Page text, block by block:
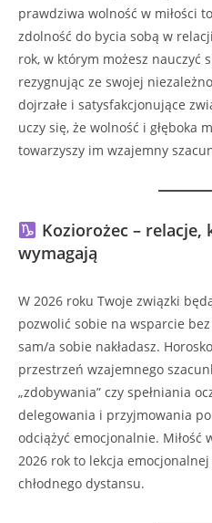
prawdziwa wolność w miłości
zdolność do bycia sobą w
rok, w którym możesz nauczyć
rezygnując ze swojej
dojrzałe i satysfakcjonujące
uczy się, że wolność i głęboka
towarzyszy im wzajemny
Koziorożec –
wymagają
W 2026 roku Twoje związki
pozwolić sobie na wsparcie
sam/a sobie nakładasz.
przestrzeń wzajemnego
„zdobywania” czy spełniania
delegowania i przyjmowania
odciążyć emocjonalnie. Miłość
2026 rok to lekcja
chłodnego dystansu.